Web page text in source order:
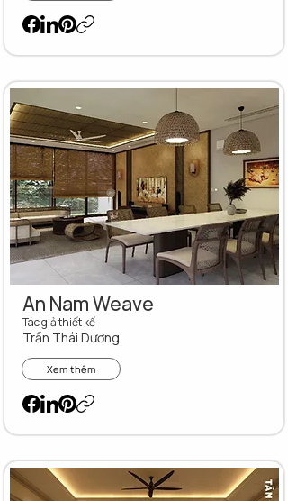
An Nam Weave
Tác giả thiết kế
Trần Thái Dương
Xem thêm